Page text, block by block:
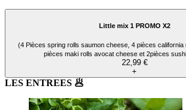
Little mix 1 PROMO X2
(4 Pièces spring rolls saumon cheese, 4 pièces
pièces maki rolls avocat cheese et 2pièces
22,99 €
+
LES ENTREES 🥟